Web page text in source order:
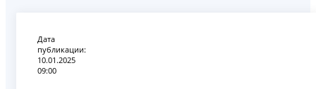
Дата
публикации:
10.01.2025
09:00